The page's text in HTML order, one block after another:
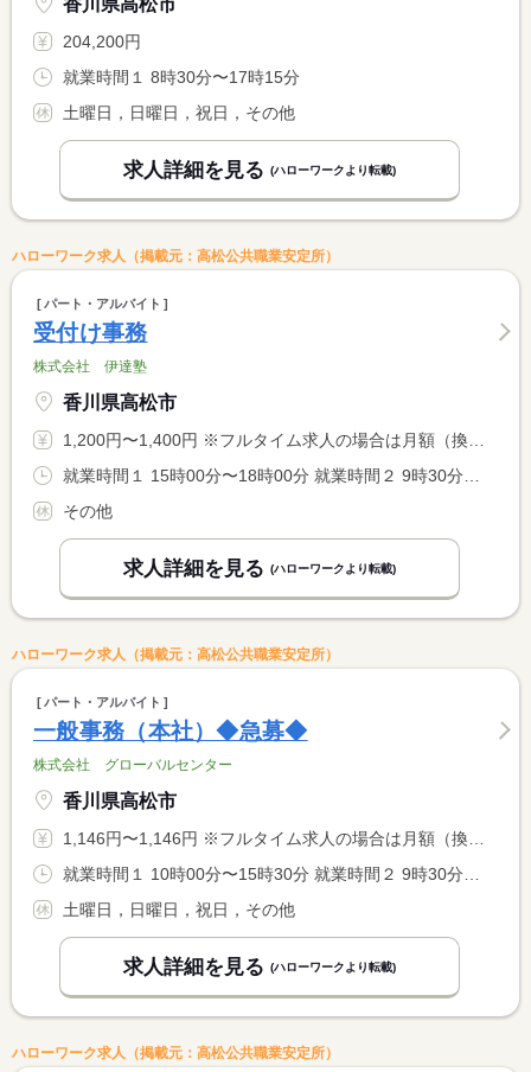
204,200円
就業時間１ 8時30分〜17時15分
土曜日，日曜日，祝日，その他
求人詳細を見る (ハローワークより転載)
ハローワーク求人（掲載元：高松公共職業安定所）
パート・アルバイト
受付け事務
株式会社 伊達塾
香川県高松市
1,200円〜1,400円 ※フルタイム求人の場合は月額（換算額）、パート求人の場合は時間額を表示しています。
その他
求人詳細を見る (ハローワークより転載)
ハローワーク求人（掲載元：高松公共職業安定所）
パート・アルバイト
一般事務（本社）◆急募◆
株式会社 グローバルセンター
香川県高松市
1,146円〜1,146円 ※フルタイム求人の場合は月額（換算額）、パート求人の場合は時間額を表示しています。
土曜日，日曜日，祝日，その他
求人詳細を見る (ハローワークより転載)
ハローワーク求人（掲載元：高松公共職業安定所）